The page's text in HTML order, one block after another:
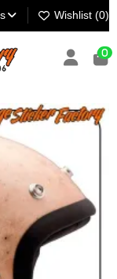
Wishlist (0)
0